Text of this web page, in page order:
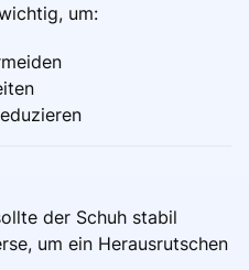
um:
der Schuh stabil
um ein Herausrutschen